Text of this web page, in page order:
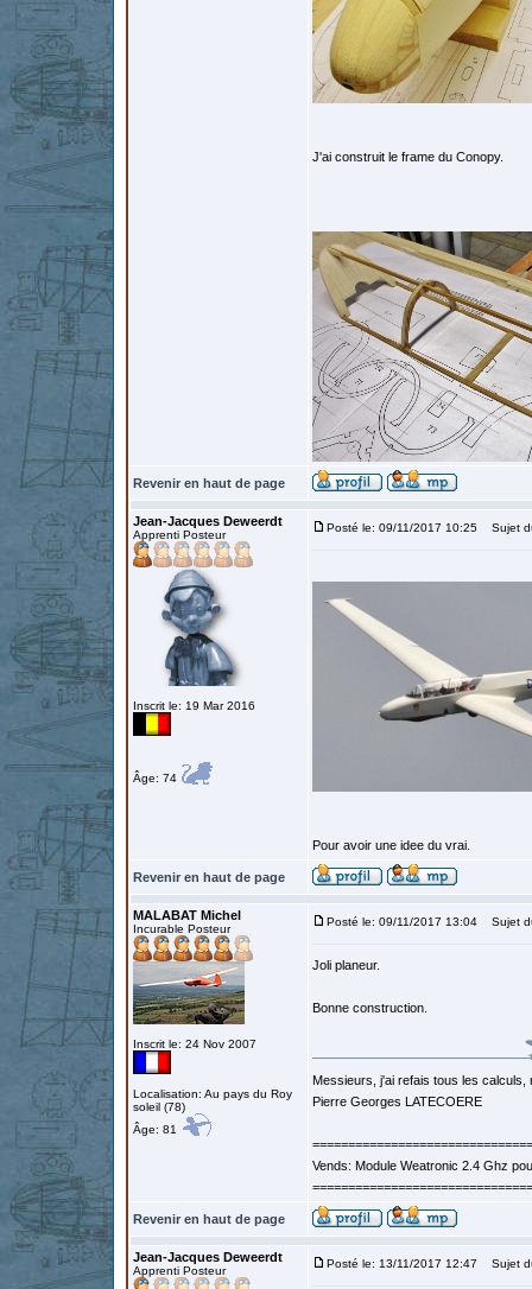
J'ai construit le frame du Conopy.
Revenir en haut de page
Jean-Jacques Deweerdt
Apprenti Posteur
Inscrit le: 19 Mar 2016
Âge: 74
Posté le: 09/11/2017 10:25 Sujet
Pour avoir une idee du vrai.
Revenir en haut de page
MALABAT Michel
Incurable Posteur
Inscrit le: 24 Nov 2007
Localisation: Au pays du Roy
soleil (78)
Âge: 81
Posté le: 09/11/2017 13:04 Sujet
Joli planeur.
Bonne construction.
Messieurs, j'ai refais tous les calculs,
Pierre Georges LATECOERE
===============================
Vends: Module Weatronic 2.4 Ghz
===============================
Revenir en haut de page
Jean-Jacques Deweerdt
Apprenti Posteur
Posté le: 13/11/2017 12:47 Sujet